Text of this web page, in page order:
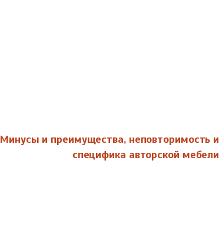
Минусы и преимущества, неповторимость и
специфика авторской мебели